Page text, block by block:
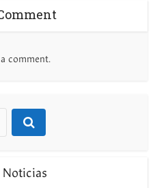
comment.